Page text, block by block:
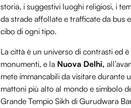
storia, i suggestivi luoghi religiosi, i
da strade affollate e trafficate da bus
cibo di ogni tipo.
La città è un universo di contrasti ed
monumenti, e la Nuova Delhi,
mete immancabili da visitare durante
mattoni più alto al mondo e simbolo
Grande Tempio Sikh di Gurudwara